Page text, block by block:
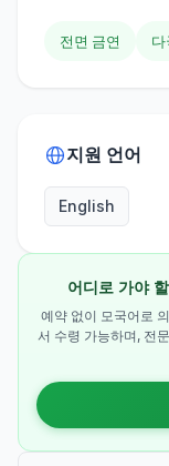
전면 금연 다
지원 언어
English
어디로 가야
예약 없이 모국어로
서 수령 가능하며, 전